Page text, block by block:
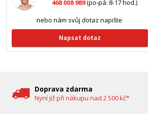
468 008 989(po-pá: 8-17 hod.)
nebo nám svůj dotaz napište
Napsat dotaz
Doprava zdarma
Nyní již při nákupu nad 2 500 kč*